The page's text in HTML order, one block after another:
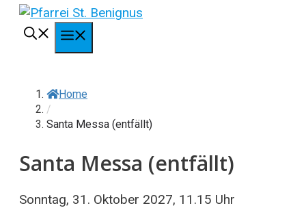
Home
/
Santa Messa (entfällt)
Santa Messa (entfällt)
Sonntag, 31. Oktober 2027, 11.15 Uhr